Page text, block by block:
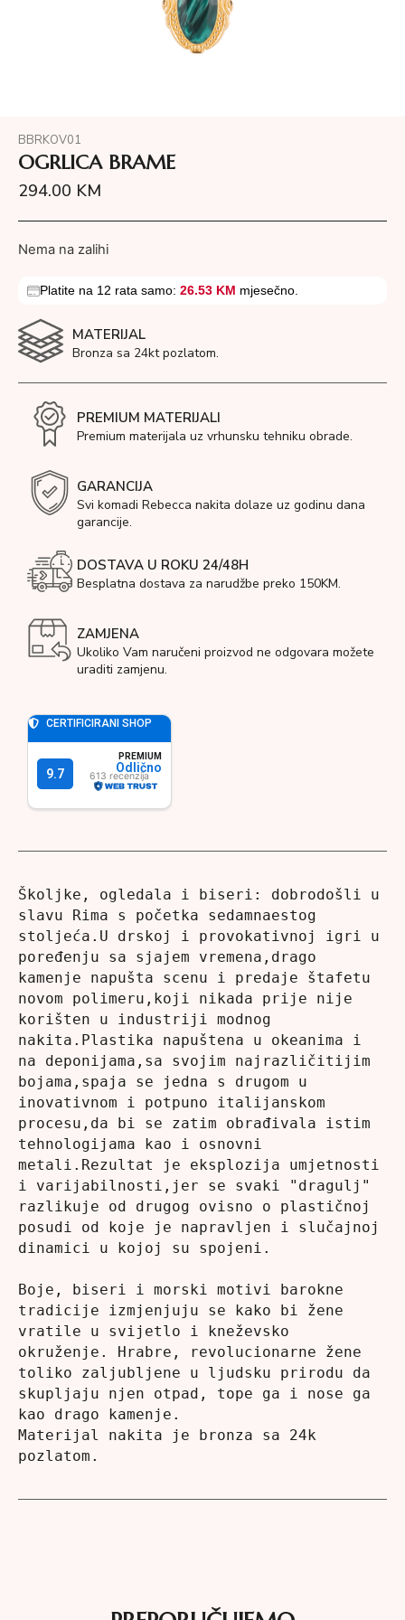
BBRKOV01
OGRLICA BRAME
294.00 KM
Nema na zalihi
Platite na 12 rata samo: 26.53 KM mjesečno.
MATERIJAL
Bronza sa 24kt pozlatom.
PREMIUM MATERIJALI
Premium materijala uz vrhunsku tehniku obrade.
GARANCIJA
Svi komadi Rebecca nakita dolaze uz godinu dana
garancije.
DOSTAVA U ROKU 24/48H
Besplatna dostava za narudžbe preko 150KM.
ZAMJENA
Ukoliko Vam naručeni proizvod ne odgovara možete
uraditi zamjenu.
Školjke, ogledala i biseri: dobrodošli u
slavu Rima s početka sedamnaestog
stoljeća.U drskoj i provokativnoj igri u
poređenju sa sjajem vremena,drago
kamenje napušta scenu i predaje štafetu
novom polimeru,koji nikada prije nije
korišten u industriji modnog
nakita.Plastika napuštena u okeanima i
na deponijama,sa svojim najrazličitijim
bojama,spaja se jedna s drugom u
inovativnom i potpuno italijanskom
procesu,da bi se zatim obrađivala istim
tehnologijama kao i osnovni
metali.Rezultat je eksplozija umjetnosti
i varijabilnosti,jer se svaki "dragulj"
razlikuje od drugog ovisno o plastičnoj
posudi od koje je napravljen i slučajnoj
dinamici u kojoj su spojeni.
Boje, biseri i morski motivi barokne
tradicije izmjenjuju se kako bi žene
vratile u svijetlo i kneževsko
okruženje. Hrabre, revolucionarne žene
toliko zaljubljene u ljudsku prirodu da
skupljaju njen otpad, tope ga i nose ga
kao drago kamenje.
Materijal nakita je bronza sa 24k